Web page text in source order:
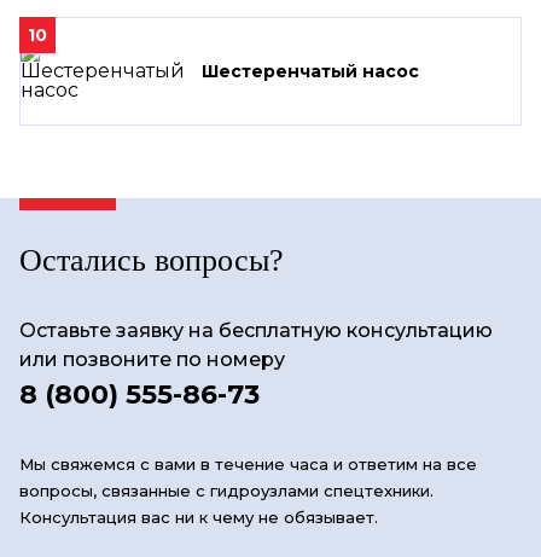
10
Шестеренчатый насос
Остались вопросы?
Оставьте заявку на бесплатную консультацию
или позвоните по номеру
8 (800) 555-86-73
Мы свяжемся с вами в течение часа и ответим на все
вопросы, связанные с гидроузлами спецтехники.
Консультация вас ни к чему не обязывает.